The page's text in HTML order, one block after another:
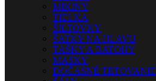
MIKINY
TIELKA
ŠILTOVKY
ŠATKY NA HLAVU
TAŠKY A BATOHY
MASKY
DOČASNÉ TETOVANIE